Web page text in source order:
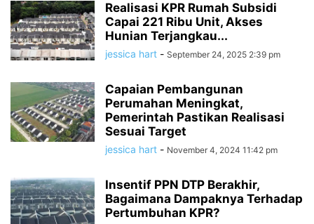
Realisasi KPR Rumah Subsidi
Capai 221 Ribu Unit, Akses
Hunian Terjangkau...
jessica hart - September 24, 2025 2:39 pm
Capaian Pembangunan
Perumahan Meningkat,
Pemerintah Pastikan Realisasi
Sesuai Target
jessica hart - November 4, 2024 11:42 pm
Insentif PPN DTP Berakhir,
Bagaimana Dampaknya Terhadap
Pertumbuhan KPR?